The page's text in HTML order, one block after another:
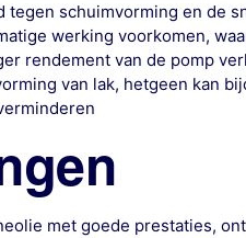
tegen schuimvorming en de
werking voorkomen,
rendement van de pomp
van lak, hetgeen kan
met goede prestaties,